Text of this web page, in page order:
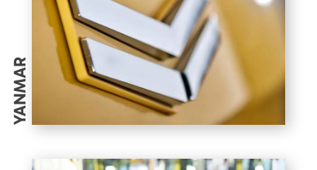
YANMAR